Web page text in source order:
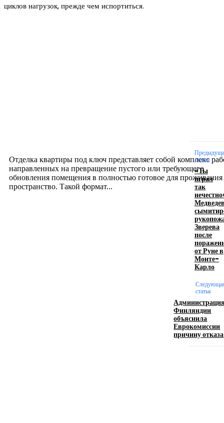
циклов нагрузок, прежде чем испортиться.
Отделка квартиры под ключ представляет собой комплекс
направленных на превращение пустого или требующего
обновления помещения в полностью готовое для проживания
пространство. Такой формат...
логотипом: эффективный инструмент бренда
статья
«Ты
играл
так
Зверева
после
от Руне в
Монте-
Карло
статья
Финляндии
объяснила
Еврокомиссии
причину отказа